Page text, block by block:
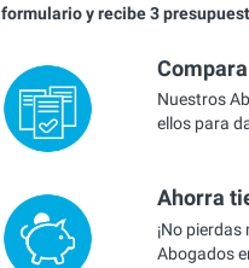
formulario y recibe 3
Nuestros
ellos para
Ahorra
¡No
Abogados